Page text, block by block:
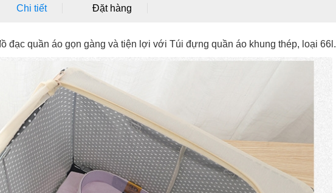
Chi tiết Đặt hàng
đạc quần áo gọn gàng và tiện lợi với Túi đựng quần áo khung thép, loại 66l.